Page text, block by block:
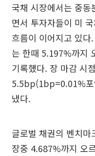
국채 시장에서는 중동
면서 투자자들이 미
흐름이 이어지고 있
는 한때 5.197%까지
기록했다. 장 마감 시
5.5bp(1bp=0.01%포
냈다.
글로벌 채권의 벤치
장중 4.687%까지 오